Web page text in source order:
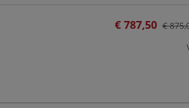
€ 787,50 €